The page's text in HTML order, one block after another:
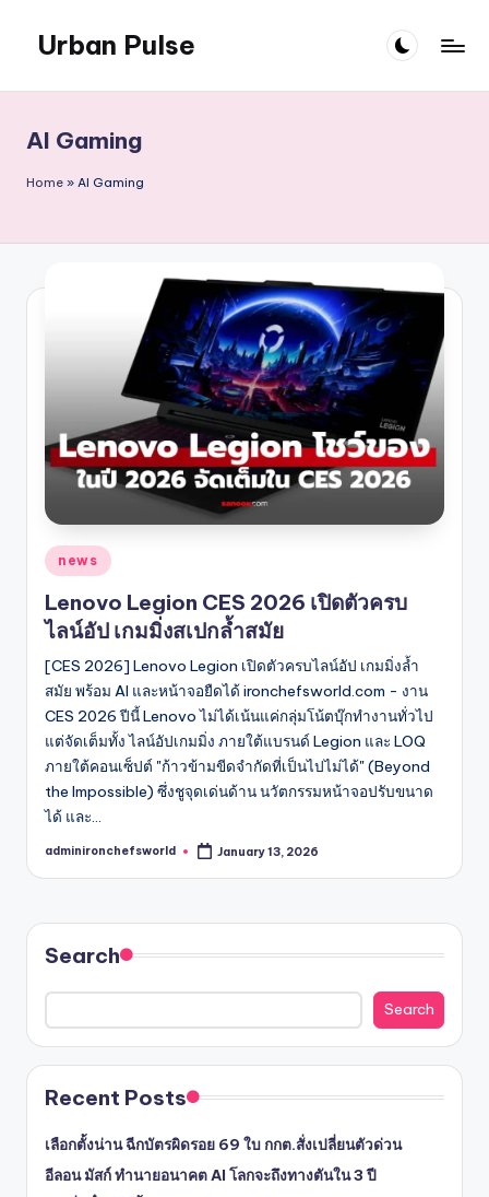
content
Urban Pulse
AI Gaming
Home » AI Gaming
Posted
in
news
Lenovo Legion CES 2026 เปิดตัวครบ
ไลน์อัป เกมมิ่งสเปกล้ำสมัย
[CES 2026] Lenovo Legion เปิดตัวครบไลน์อัป เกมมิ่งล้ำ
สมัย พร้อม AI และหน้าจอยืดได้ ironchefsworld.com - งาน
CES 2026 ปีนี้ Lenovo ไม่ได้เน้นแค่กลุ่มโน้ตบุ๊กทำงานทั่วไป
แต่จัดเต็มทั้ง ไลน์อัปเกมมิ่ง ภายใต้แบรนด์ Legion และ LOQ
ภายใต้คอนเซ็ปต์ "ก้าวข้ามขีดจำกัดที่เป็นไปไม่ได้" (Beyond
the Impossible) ซึ่งชูจุดเด่นด้าน นวัตกรรมหน้าจอปรับขนาด
ได้ และ…
Posted
adminironchefsworld January 13, 2026
Search
Search
Recent Posts
เลือกตั้งน่าน ฉีกบัตรผิดรอย 69 ใบ กกต.สั่งเปลี่ยนตัวด่วน
อีลอน มัสก์ ทำนายอนาคต AI โลกจะถึงทางตันใน 3 ปี